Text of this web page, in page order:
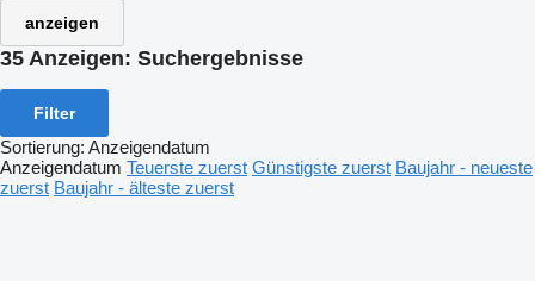
anzeigen
35 Anzeigen: Suchergebnisse
Filter
Sortierung: Anzeigendatum
Anzeigendatum Teuerste zuerst Günstigste zuerst Baujahr - neueste
zuerst Baujahr - älteste zuerst